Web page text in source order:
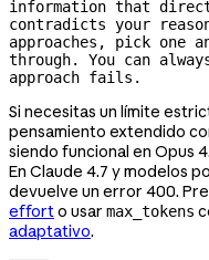
information that
contradicts your
approaches, pick one
through. You can
approach fails.
Si necesitas un límite
pensamiento extendido
siendo funcional en Opus
En Claude 4.7 y modelos
devuelve un error 400.
effort o usar max_tokens
adaptativo.